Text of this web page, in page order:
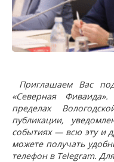
Приглашаем Вас
«Северная
пределах
публикации,
событиях — всю эту и
можете получать
телефон в Telegram.